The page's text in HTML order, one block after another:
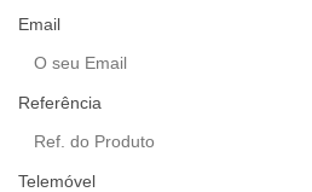
Email
Referência
Telemóvel